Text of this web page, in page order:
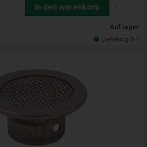
In den warenkorb
Auf lager
Lieferung 5-7